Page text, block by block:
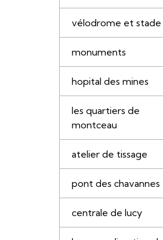
vélodrome et stade
monuments
hopital des mines
les quartiers de
montceau
atelier de tissage
pont des chavannes
centrale de lucy